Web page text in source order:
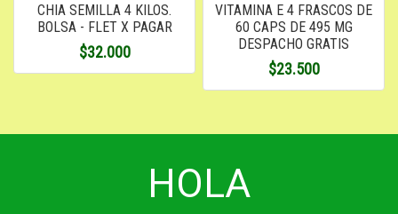
CHIA SEMILLA 4 KILOS.
BOLSA - FLET X PAGAR
$32.000
VITAMINA E 4 FRASCOS DE
60 CAPS DE 495 MG
DESPACHO GRATIS
$23.500
HOLA